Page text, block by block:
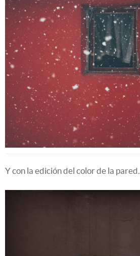
Y con la edición del color de la pared.